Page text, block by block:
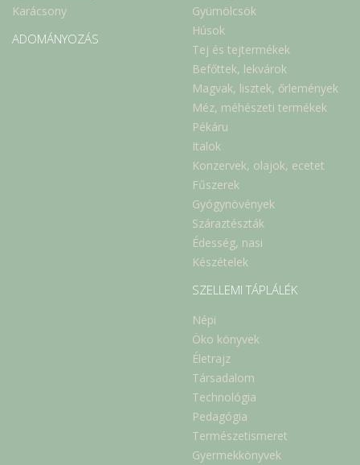
Karácsony
ADOMÁNYOZÁS
Gyümölcsök
Húsok
Tej és tejtermékek
Befőttek, lekvárok
Magvak, lisztek, őrlemények
Méz, méhészeti termékek
Pékáru
Italok
Konzervek, olajok, ecetet
Fűszerek
Gyógynövények
Száraztészták
Édesség, nasi
Készételek
SZELLEMI TÁPLÁLÉK
Népi
Öko könyvek
Életrajz
Társadalom
Technológia
Pedagógia
Természetismeret
Gyermekkönyvek